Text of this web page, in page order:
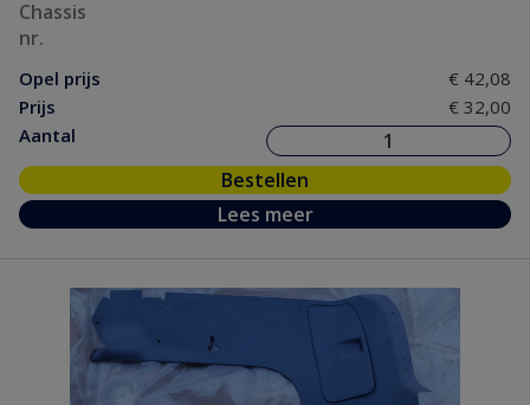
Chassis
nr.
Opel prijs
€ 42,08
Prijs
€ 32,00
Aantal
Bestellen
Lees meer